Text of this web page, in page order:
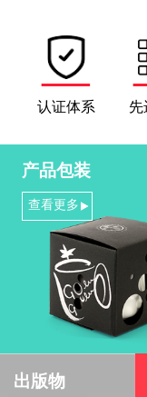
认证体系 先
产品包装
查看更多
出版物